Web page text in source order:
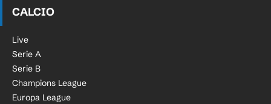
CALCIO
Live
Serie A
Serie B
Champions League
Europa League